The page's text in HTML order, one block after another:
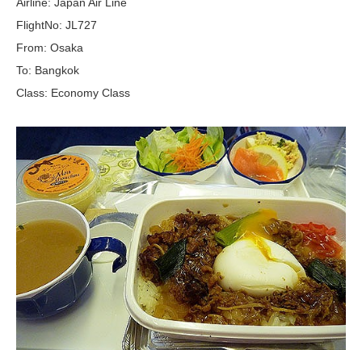
FlightNo: JL727
From: Osaka
To: Bangkok
Class: Economy Class